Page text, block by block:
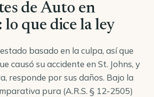
de Auto en
que dice la ley
basado en la culpa, así que
causó su accidente en St. Johns, y
responde por sus daños. Bajo la
pura (A.R.S. § 12-2505)